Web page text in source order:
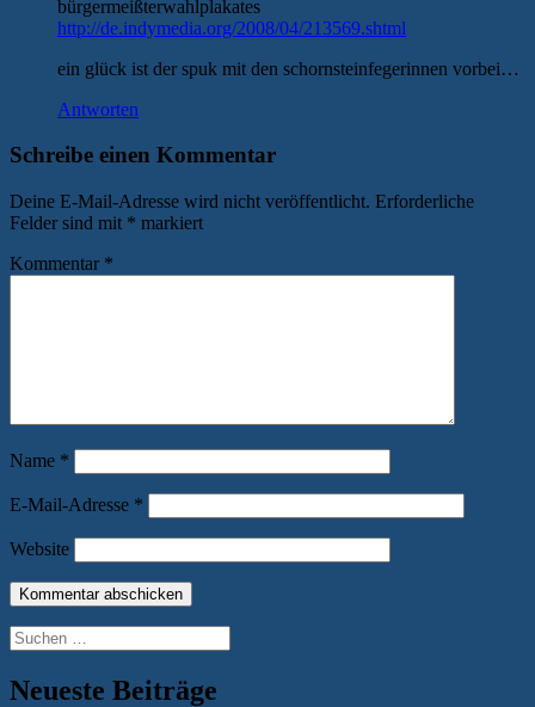
bürgermeißterwahlplakates
http://de.indymedia.org/2008/04/213569.shtml
ein glück ist der spuk mit den schornsteinfegerinnen vorbei…
Antworten
Schreibe einen Kommentar
Deine E-Mail-Adresse wird nicht veröffentlicht. Erforderliche
Felder sind mit * markiert
Kommentar *
Name *
E-Mail-Adresse *
Website
Suchen
nach:
Neueste Beiträge